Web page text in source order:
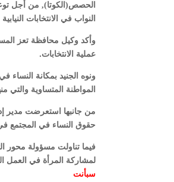
الحصص(الكوتا), من أجل
النواب في الانتخابات النيابية المقرر
وأكد وكيل محافظة تعز
عملية الانتخابات.
ونوه الجنيد بمكانة النساء
المواطنة المتساوية والتي
من جانبها استعرضت مدير
حقوق النساء في المجتمع في
فيما تناولت مسؤولة محور
لمشاركة المرأة في العمل
سبأنت